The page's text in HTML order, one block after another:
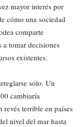
mayor interés por
cómo una sociedad
comparte
tomar decisiones
existentes.
sólo. Un
cambiaría
terrible en países
nivel del mar hasta